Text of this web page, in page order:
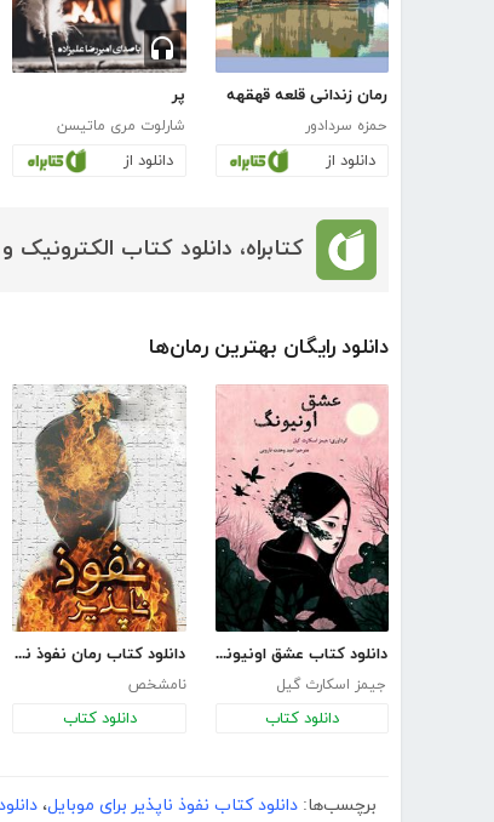
رمان زندانى قلعه قهقهه
حمزه سردادور
دانلود از
پر
شارلوت مری ماتیسن
دانلود از
کتابراه، دانلود کتاب
دانلود رایگان بهترین رمان‌ها
دانلود کتاب عشق اونیونگ
جیمز اسکارث گیل
دانلود کتاب
دانلود کتاب رمان نفوذ ناپذیر
نامشخص
دانلود کتاب
برچسب‌ها: دانلود کتاب نفوذ ناپذیر برای موبایل،